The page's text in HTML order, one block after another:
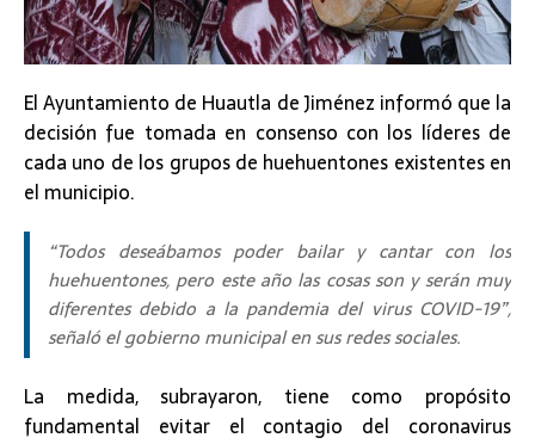
El Ayuntamiento de Huautla de Jiménez informó que la
decisión fue tomada en consenso con los líderes de
cada uno de los grupos de huehuentones existentes en
el municipio.
“Todos deseábamos poder bailar y cantar con los
huehuentones, pero este año las cosas son y serán muy
diferentes debido a la pandemia del virus COVID-19”,
señaló el gobierno municipal en sus redes sociales.
La medida, subrayaron, tiene como propósito
fundamental evitar el contagio del coronavirus